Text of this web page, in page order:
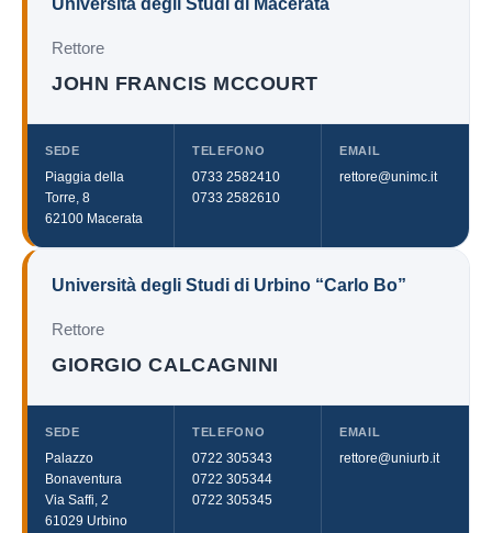
Università degli Studi di Macerata
Rettore
JOHN FRANCIS MCCOURT
SEDE
Piaggia della
Torre, 8
62100 Macerata
TELEFONO
0733 2582410
0733 2582610
EMAIL
rettore@unimc.it
Università degli Studi di Urbino “Carlo Bo”
Rettore
GIORGIO CALCAGNINI
SEDE
Palazzo
Bonaventura
Via Saffi, 2
61029 Urbino
TELEFONO
0722 305343
0722 305344
0722 305345
EMAIL
rettore@uniurb.it